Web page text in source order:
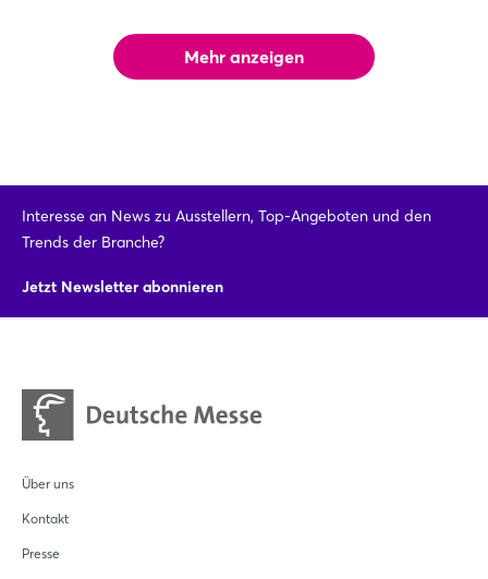
Mehr anzeigen
Interesse an News zu Ausstellern, Top-Angeboten und den
Trends der Branche?
Jetzt Newsletter abonnieren
Über uns
Kontakt
Presse